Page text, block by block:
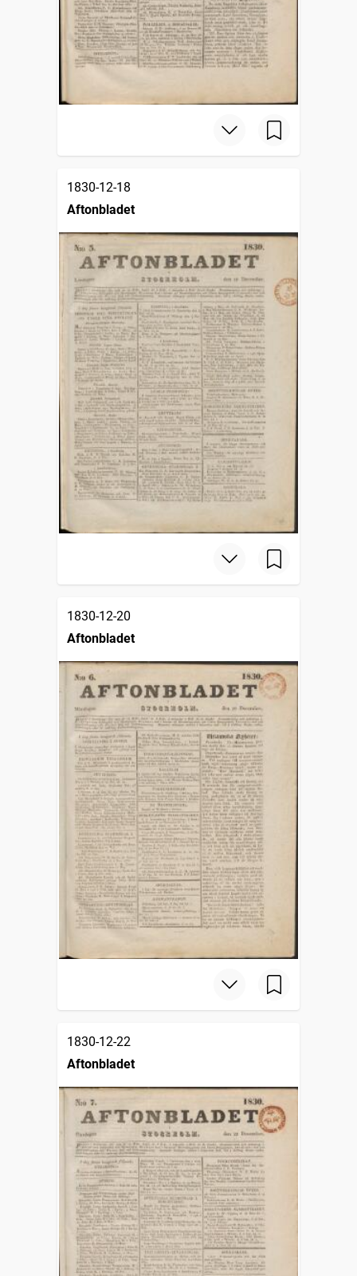
1830-12-18
Aftonbladet
1830-12-20
Aftonbladet
1830-12-22
Aftonbladet